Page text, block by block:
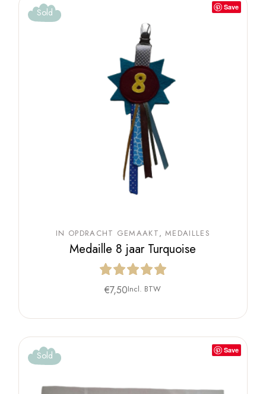
Save
Sold
IN OPDRACHT GEMAAKT MEDAILLES
Medaille 8 jaar Turquoise
€7,50Incl. BTW
Save
Sold